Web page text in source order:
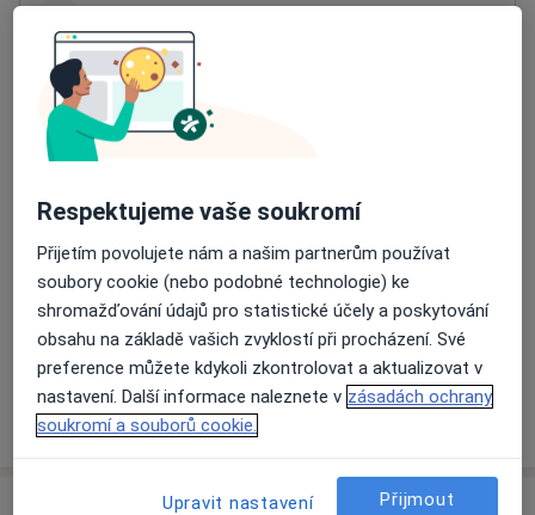
Praktický lékař pro dospělé
J. K. Tyla 790,
Přiblížit mapu
Co mám v takové situaci udělat?
Způsoby platby (soukromé návštěvy)
Na teto adrese lékař přijímá pacienty na pojišťovnu
Detaily
Více
Respektujeme vaše soukromí
Přijetím povolujete nám a našim partnerům používat
soubory cookie (nebo podobné technologie) ke
shromažďování údajů pro statistické účely a poskytování
obsahu na základě vašich zvyklostí při procházení. Své
preference můžete kdykoli zkontrolovat a aktualizovat v
nastavení. Další informace naleznete v zásadách ochrany
soukromí a souborů cookie.
Upravit nastavení Přijmout